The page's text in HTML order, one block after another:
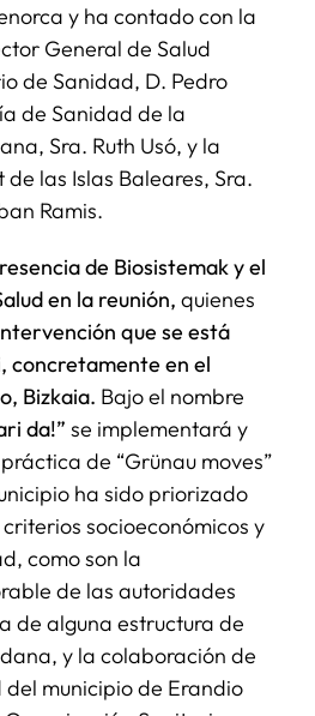
y ha contado con la
General de Salud
de Sanidad, D. Pedro
de Sanidad de la
Sra. Ruth Usó, y la
las Islas Baleares, Sra.
Ramis.
de Biosistemak y el
en la reunión, quienes
que se está
concretamente en el
Bizkaia. Bajo el nombre
da!” se implementará y
de “Grünau moves”
ha sido priorizado
socioeconómicos y
como son la
de las autoridades
de alguna estructura de
y la colaboración de
del municipio de Erandio